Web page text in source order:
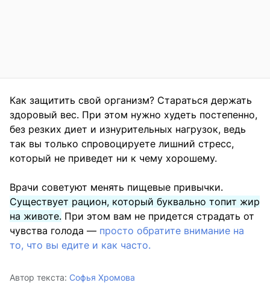
Как защитить свой организм? Стараться держать
здоровый вес. При этом нужно худеть постепенно,
без резких диет и изнурительных нагрузок, ведь
так вы только спровоцируете лишний стресс,
который не приведет ни к чему хорошему.
Врачи советуют менять пищевые привычки.
Существует рацион, который буквально топит жир
на животе. При этом вам не придется страдать от
чувства голода — просто обратите внимание на
то, что вы едите и как часто.
Автор текста: Софья Хромова